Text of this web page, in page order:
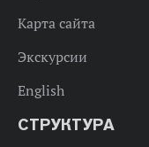
Карта сайта
Экскурсии
English
СТРУКТУРА